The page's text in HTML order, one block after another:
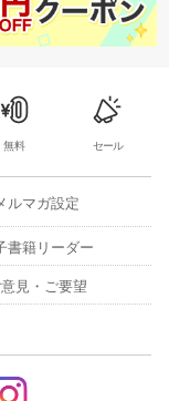
無料 セール
ルマガ設定
書籍リーダー
意見・ご要望